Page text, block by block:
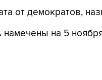
от демократов,
на 5